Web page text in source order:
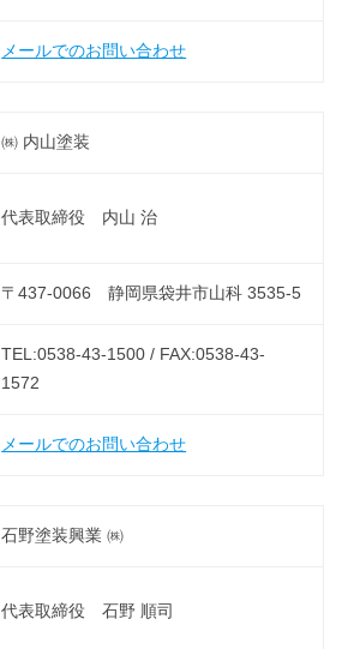
メールでのお問い合わせ
㈱ 内山塗装
代表取締役 内山 治
〒437-0066 静岡県袋井市山科 3535-5
TEL:0538-43-1500 / FAX:0538-43-
1572
メールでのお問い合わせ
石野塗装興業 ㈱
代表取締役 石野 順司